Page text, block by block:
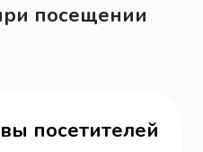
посещении
посетителей